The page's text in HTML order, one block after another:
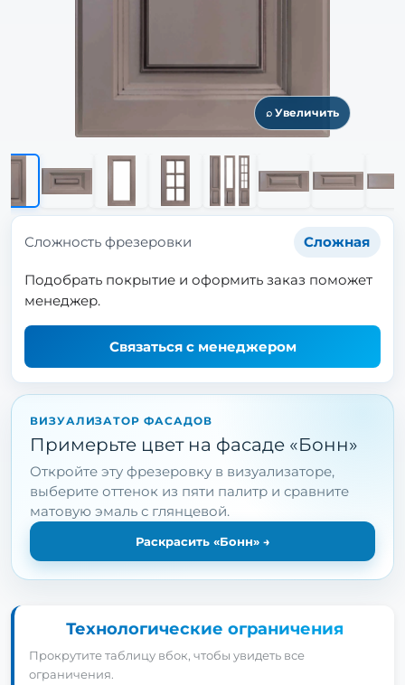
⌕ Увеличить
Сложность фрезеровки Сложная
Подобрать покрытие и оформить заказ поможет
менеджер.
Связаться с менеджером
ВИЗУАЛИЗАТОР ФАСАДОВ
Примерьте цвет на фасаде «Бонн»
Откройте эту фрезеровку в визуализаторе,
выберите оттенок из пяти палитр и сравните
матовую эмаль с глянцевой.
Раскрасить «Бонн» →
Технологические ограничения
Прокрутите таблицу вбок, чтобы увидеть все
ограничения.